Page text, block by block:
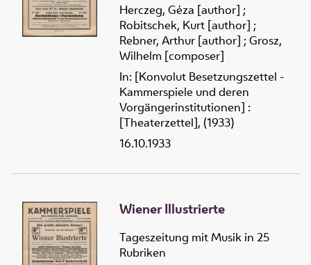
Herczeg, Géza [author] ;
Robitschek, Kurt [author] ;
Rebner, Arthur [author] ; Grosz,
Wilhelm [composer]
In: [Konvolut Besetzungszettel -
Kammerspiele und deren
Vorgängerinstitutionen] :
[Theaterzettel], (1933)
16.10.1933
Wiener Illustrierte
Tageszeitung mit Musik in 25
Rubriken